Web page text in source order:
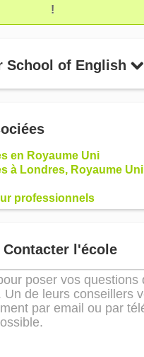
!
School of English
en Royaume Uni
à Londres, Royaume Uni
professionnels
Contacter l'école